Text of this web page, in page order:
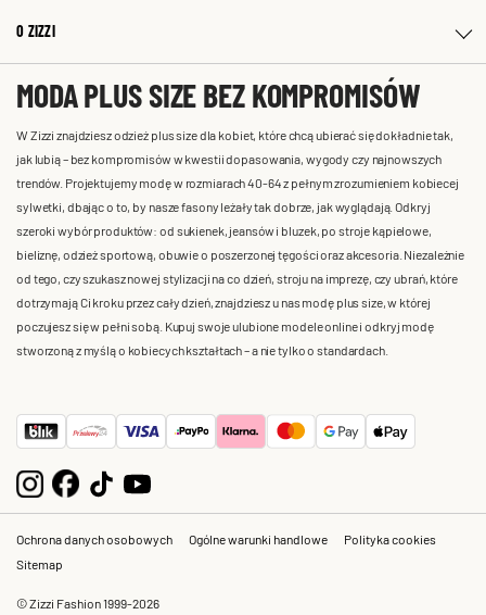
O ZIZZI
MODA PLUS SIZE BEZ KOMPROMISÓW
W Zizzi znajdziesz odzież plus size dla kobiet, które chcą ubierać się dokładnie tak,
jak lubią – bez kompromisów w kwestii dopasowania, wygody czy najnowszych
trendów. Projektujemy modę w rozmiarach 40-64 z pełnym zrozumieniem kobiecej
sylwetki, dbając o to, by nasze fasony leżały tak dobrze, jak wyglądają. Odkryj
szeroki wybór produktów: od sukienek, jeansów i bluzek, po stroje kąpielowe,
bieliznę, odzież sportową, obuwie o poszerzonej tęgości oraz akcesoria. Niezależnie
od tego, czy szukasz nowej stylizacji na co dzień, stroju na imprezę, czy ubrań, które
dotrzymają Ci kroku przez cały dzień, znajdziesz u nas modę plus size, w której
poczujesz się w pełni sobą. Kupuj swoje ulubione modele online i odkryj modę
stworzoną z myślą o kobiecych kształtach – a nie tylko o standardach.
Ochrona danych osobowych Ogólne warunki handlowe
Polityka cookies
Sitemap
© Zizzi Fashion 1999-2026